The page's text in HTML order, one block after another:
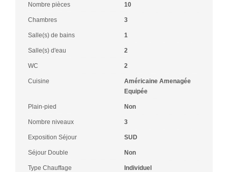
Nombre pièces 10
Chambres 3
Salle(s) de bains 1
Salle(s) d'eau 2
WC 2
Cuisine
Américaine Amenagée
Equipée
Plain-pied Non
Nombre niveaux 3
Exposition Séjour SUD
Séjour Double Non
Type Chauffage Individuel